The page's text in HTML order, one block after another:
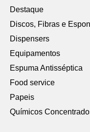
Destaque
Discos, Fibras e
Dispensers
Equipamentos
Espuma Antisséptica
Food service
Papeis
Químicos